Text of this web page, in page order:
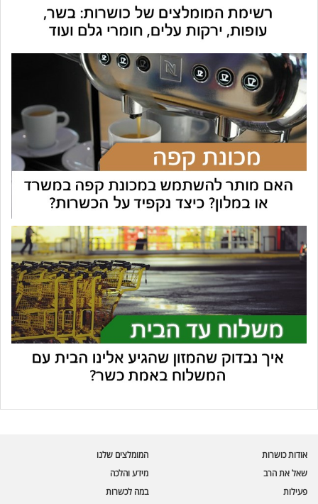
אודות כושרות
שאל את הרב
פעילות
המומלצים שלנו
מידע והלכה
במה לכשרות
🪲 בדיקת חרקים